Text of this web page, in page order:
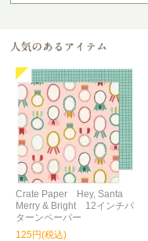
Crate Paper Hey, Santa
Merry & Bright 12インチパ
ターンペーパー
125円(税込)